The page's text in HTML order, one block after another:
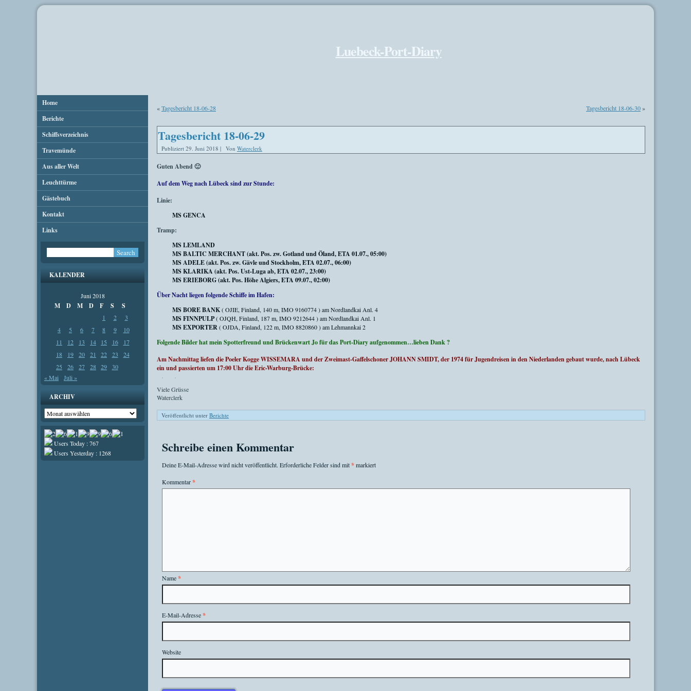
Luebeck-Port-Diary
Home
Berichte
Schiffsverzeichnis
Travemünde
Aus aller Welt
Leuchttürme
Gästebuch
Kontakt
Links
KALENDER
Juni 2018
M D M D F S S
1 2
3
4
5 6 7 8 9
10
11
12 13 14 15 16
17
18
19 20 21 22 23
24
25
26 27 28 29
30
« Mai
Juli »
ARCHIV
Archiv
Users Today : 767
Users Yesterday : 1268
«Tagesbericht 18-06-28 Tagesbericht 18-06-30»
Tagesbericht 18-06-29
Publiziert 29. Juni 2018 | Von Waterclerk
Guten Abend 🙂
Auf dem Weg nach Lübeck sind zur Stunde:
Linie:
MS GENCA
Tramp:
MS LEMLAND
MS BALTIC MERCHANT (akt. Pos. zw. Gotland und Öland, ETA 01.07., 05:00)
MS ADELE (akt. Pos. zw. Gävle und Stockholm, ETA 02.07., 06:00)
MS KLARIKA (akt. Pos. Ust-Luga ab, ETA 02.07., 23:00)
MS ERIEBORG (akt. Pos. Höhe Algiers, ETA 09.07., 02:00)
Über Nacht liegen folgende Schiffe im Hafen:
MS BORE BANK( OJIE, Finland, 140 m, IMO 9160774 ) am Nordlandkai Anl. 4
MS FINNPULP( OJQH, Finland, 187 m, IMO 9212644 ) am Nordlandkai Anl. 1
MS EXPORTER( OJDA, Finland, 122 m, IMO 8820860 ) am Lehmannkai 2
Folgende Bilder hat mein Spotterfreund und Brückenwart Jo für das Port-Diary aufgenommen…lieben Dank ?
Am Nachmittag liefen die Poeler Kogge WISSEMARA und der Zweimast-Gaffelschoner JOHANN SMIDT, der 1974 für Jugendreisen in den Niederlanden gebaut wurde, nach Lübeck
ein und passierten um 17:00 Uhr die Eric-Warburg-Brücke:
Viele Grüsse
Waterclerk
Veröffentlicht unter Berichte
Schreibe einen Kommentar
Deine E-Mail-Adresse wird nicht veröffentlicht. Erforderliche Felder sind mit*markiert
Kommentar*
Name*
E-Mail-Adresse*
Website